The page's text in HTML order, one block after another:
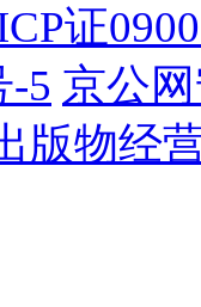
证
-5 京公
版物经